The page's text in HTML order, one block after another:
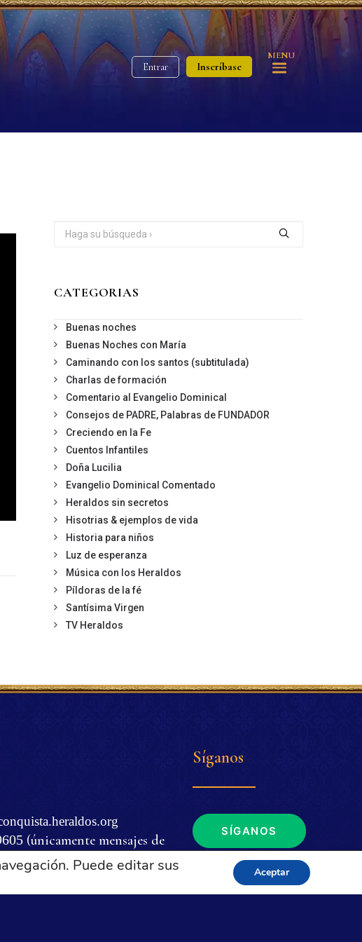
Entrar Inscríbase
MENU
CATEGORIAS
Buenas noches
Buenas Noches con María
Caminando con los santos (subtitulada)
Charlas de formación
Comentario al Evangelio Dominical
Consejos de PADRE, Palabras de FUNDADOR
Creciendo en la Fe
Cuentos Infantiles
Doña Lucilia
Evangelio Dominical Comentado
Heraldos sin secretos
Hisotrias & ejemplos de vida
Historia para niños
Luz de esperanza
Música con los Heraldos
Píldoras de la fé
Santísima Virgen
TV Heraldos
(únicamente mensajes de
Síganos
SÍGANOS
Puede editar sus Aceptar